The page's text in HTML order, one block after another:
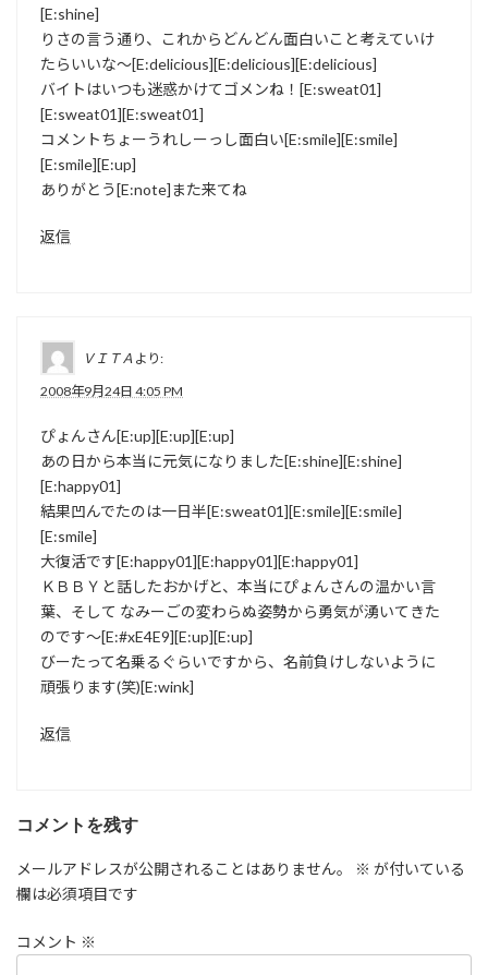
[E:shine]
りさの言う通り、これからどんどん面白いこと考えていけ
たらいいな～[E:delicious][E:delicious][E:delicious]
バイトはいつも迷惑かけてゴメンね！[E:sweat01]
[E:sweat01][E:sweat01]
コメントちょーうれしーっし面白い[E:smile][E:smile]
[E:smile][E:up]
ありがとう[E:note]また来てね
返信
ＶＩＴＡ より:
2008年9月24日 4:05 PM
ぴょんさん[E:up][E:up][E:up]
あの日から本当に元気になりました[E:shine][E:shine]
[E:happy01]
結果凹んでたのは一日半[E:sweat01][E:smile][E:smile]
[E:smile]
大復活です[E:happy01][E:happy01][E:happy01]
ＫＢＢＹと話したおかげと、本当にぴょんさんの温かい言
葉、そして なみーごの変わらぬ姿勢から勇気が湧いてきた
のです～[E:#xE4E9][E:up][E:up]
びーたって名乗るぐらいですから、名前負けしないように
頑張ります(笑)[E:wink]
返信
コメントを残す
メールアドレスが公開されることはありません。 ※ が付いている
欄は必須項目です
コメント ※